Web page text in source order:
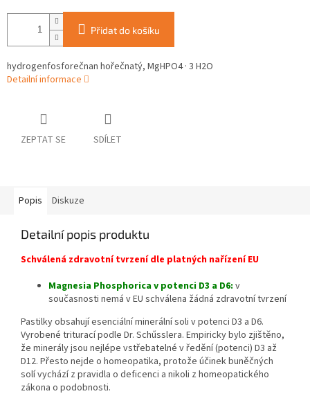
Přidat do košíku
hydrogenfosforečnan hořečnatý, MgHPO4 · 3 H2O
Detailní informace
ZEPTAT SE SDÍLET
Popis Diskuze
Detailní popis produktu
Schválená zdravotní tvrzení dle platných nařízení EU
Magnesia Phosphorica v potenci D3 a D6: v
současnosti nemá v EU schválena žádná zdravotní tvrzení
Pastilky obsahují esenciální minerální soli v potenci D3 a D6.
Vyrobené triturací podle Dr. Schűsslera. Empiricky bylo zjištěno,
že minerály jsou nejlépe vstřebatelné v ředění (potenci) D3 až
D12. Přesto nejde o homeopatika, protože účinek buněčných
solí vychází z pravidla o deficenci a nikoli z homeopatického
zákona o podobnosti.